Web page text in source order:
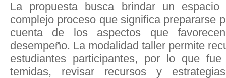
La propuesta busca brindar un
complejo proceso que significa prepararse
cuenta de los aspectos que
desempeño. La modalidad taller permite
estudiantes participantes, por lo que
temidas, revisar recursos y